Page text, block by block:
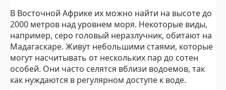
В Восточной Африке их можно найти на высоте до
2000 метров над уровнем моря. Некоторые виды,
например, серо головый неразлучник, обитают на
Мадагаскаре. Живут небольшими стаями, которые
могут насчитывать от нескольких пар до сотен
особей. Они часто селятся вблизи водоемов, так
как нуждаются в регулярном доступе к воде.